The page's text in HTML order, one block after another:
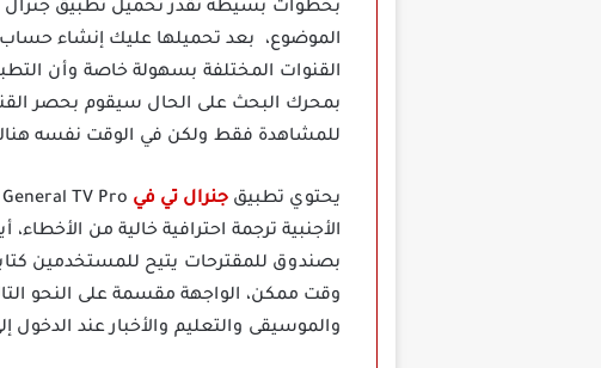
الموضوع، بعد تحميلها عليك إنشاء
القنوات المختلفة بسهولة خاصة وأن
بمحرك البحث على الحال سيقوم بحصر
للمشاهدة فقط ولكن في الوقت نفسه
يحتوي تطبيق جنرال تي في
بصندوق للمقترحات يتيح للمستخدمين
وقت ممكن، الواجهة مقسمة على النحو
والموسيقى والتعليم والأخبار عند